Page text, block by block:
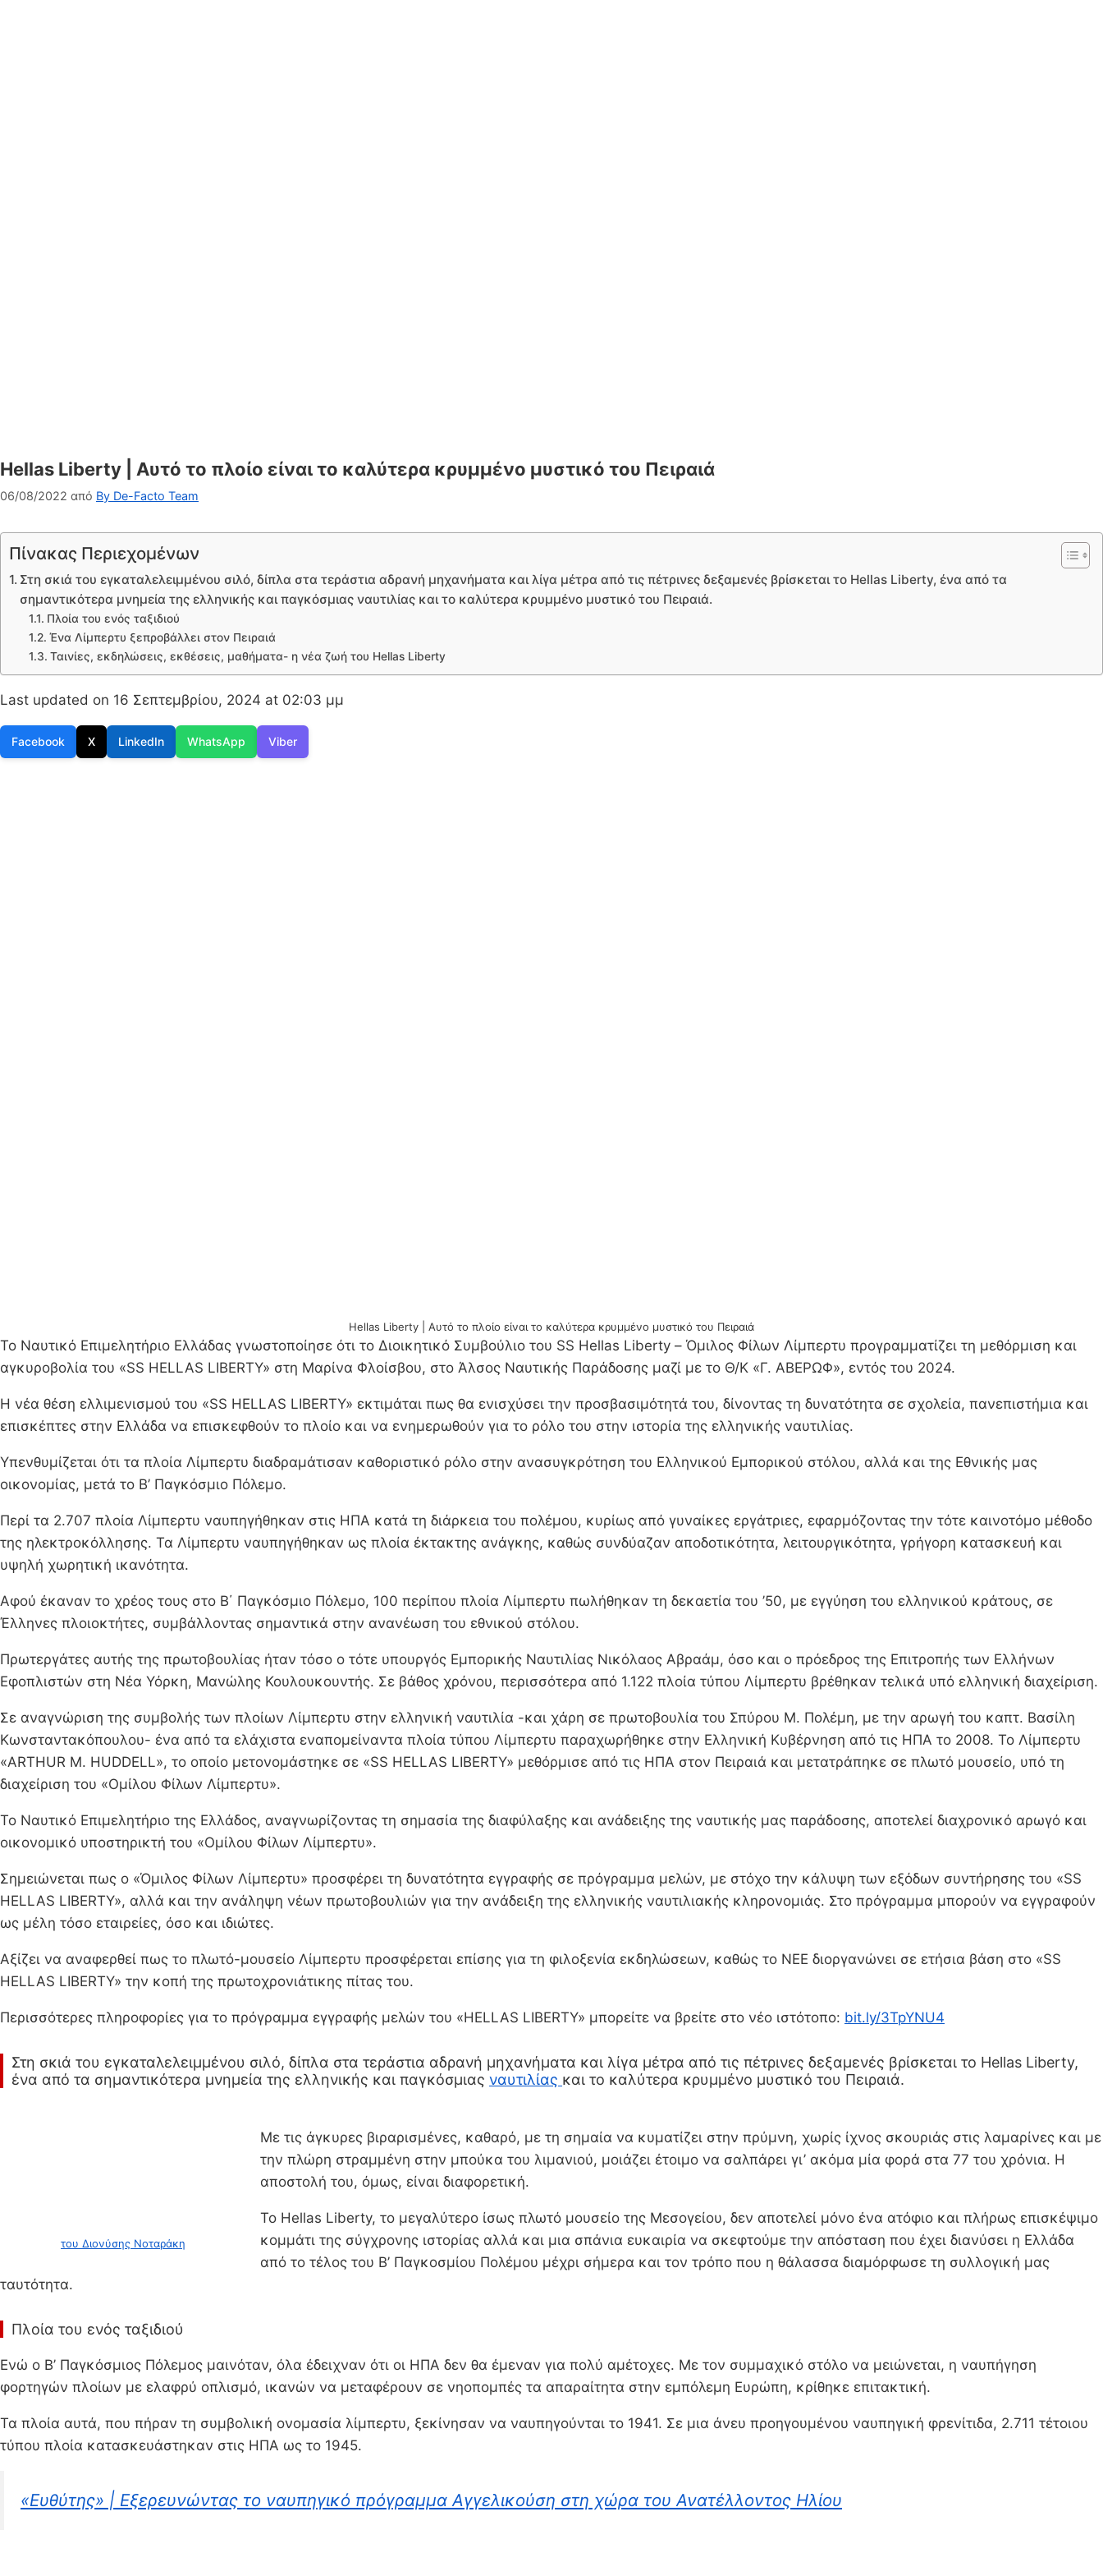
Hellas Liberty | Αυτό το πλοίο είναι το καλύτερα κρυμμένο μυστικό του Πειραιά
06/08/2022 από By De-Facto Team
Πίνακας Περιεχομένων
Στη σκιά του εγκαταλελειμμένου σιλό, δίπλα στα τεράστια αδρανή μηχανήματα και λίγα μέτρα από τις πέτρινες δεξαμενές βρίσκεται το Hellas Liberty, ένα από τα
σημαντικότερα μνημεία της ελληνικής και παγκόσμιας ναυτιλίας και το καλύτερα κρυμμένο μυστικό του Πειραιά.
Πλοία του ενός ταξιδιού
Ένα Λίμπερτυ ξεπροβάλλει στον Πειραιά
Ταινίες, εκδηλώσεις, εκθέσεις, μαθήματα- η νέα ζωή του Hellas Liberty
Last updated on 16 Σεπτεμβρίου, 2024 at 02:03 μμ
Facebook X LinkedIn WhatsApp Viber
Hellas Liberty | Αυτό το πλοίο είναι το καλύτερα κρυμμένο μυστικό του Πειραιά
Το Ναυτικό Επιμελητήριο Ελλάδας γνωστοποίησε ότι το Διοικητικό Συμβούλιο του SS Hellas Liberty – Όμιλος Φίλων Λίμπερτυ προγραμματίζει τη μεθόρμιση και
αγκυροβολία του «SS HELLAS LIBERTY» στη Μαρίνα Φλοίσβου, στο Άλσος Ναυτικής Παράδοσης μαζί με το Θ/Κ «Γ. ΑΒΕΡΩΦ», εντός του 2024.
Η νέα θέση ελλιμενισμού του «SS HELLAS LIBERTY» εκτιμάται πως θα ενισχύσει την προσβασιμότητά του, δίνοντας τη δυνατότητα σε σχολεία, πανεπιστήμια και
επισκέπτες στην Ελλάδα να επισκεφθούν το πλοίο και να ενημερωθούν για το ρόλο του στην ιστορία της ελληνικής ναυτιλίας.
Υπενθυμίζεται ότι τα πλοία Λίμπερτυ διαδραμάτισαν καθοριστικό ρόλο στην ανασυγκρότηση του Ελληνικού Εμπορικού στόλου, αλλά και της Εθνικής μας
οικονομίας, μετά το Β’ Παγκόσμιο Πόλεμο.
Περί τα 2.707 πλοία Λίμπερτυ ναυπηγήθηκαν στις ΗΠΑ κατά τη διάρκεια του πολέμου, κυρίως από γυναίκες εργάτριες, εφαρμόζοντας την τότε καινοτόμο μέθοδο
της ηλεκτροκόλλησης. Τα Λίμπερτυ ναυπηγήθηκαν ως πλοία έκτακτης ανάγκης, καθώς συνδύαζαν αποδοτικότητα, λειτουργικότητα, γρήγορη κατασκευή και
υψηλή χωρητική ικανότητα.
Αφού έκαναν το χρέος τους στο Β΄ Παγκόσμιο Πόλεμο, 100 περίπου πλοία Λίμπερτυ πωλήθηκαν τη δεκαετία του ’50, με εγγύηση του ελληνικού κράτους, σε
Έλληνες πλοιοκτήτες, συμβάλλοντας σημαντικά στην ανανέωση του εθνικού στόλου.
Πρωτεργάτες αυτής της πρωτοβουλίας ήταν τόσο ο τότε υπουργός Εμπορικής Ναυτιλίας Νικόλαος Αβραάμ, όσο και ο πρόεδρος της Επιτροπής των Ελλήνων
Εφοπλιστών στη Νέα Υόρκη, Μανώλης Κουλουκουντής. Σε βάθος χρόνου, περισσότερα από 1.122 πλοία τύπου Λίμπερτυ βρέθηκαν τελικά υπό ελληνική διαχείριση.
Σε αναγνώριση της συμβολής των πλοίων Λίμπερτυ στην ελληνική ναυτιλία -και χάρη σε πρωτοβουλία του Σπύρου Μ. Πολέμη, με την αρωγή του καπτ. Βασίλη
Κωνσταντακόπουλου- ένα από τα ελάχιστα εναπομείναντα πλοία τύπου Λίμπερτυ παραχωρήθηκε στην Ελληνική Κυβέρνηση από τις ΗΠΑ το 2008. Το Λίμπερτυ
«ARTHUR M. HUDDELL», το οποίο μετονομάστηκε σε «SS HELLAS LIBERTY» μεθόρμισε από τις ΗΠΑ στον Πειραιά και μετατράπηκε σε πλωτό μουσείο, υπό τη
διαχείριση του «Ομίλου Φίλων Λίμπερτυ».
Το Ναυτικό Επιμελητήριο της Ελλάδος, αναγνωρίζοντας τη σημασία της διαφύλαξης και ανάδειξης της ναυτικής μας παράδοσης, αποτελεί διαχρονικό αρωγό και
οικονομικό υποστηρικτή του «Ομίλου Φίλων Λίμπερτυ».
Σημειώνεται πως ο «Όμιλος Φίλων Λίμπερτυ» προσφέρει τη δυνατότητα εγγραφής σε πρόγραμμα μελών, με στόχο την κάλυψη των εξόδων συντήρησης του «SS
HELLAS LIBERTY», αλλά και την ανάληψη νέων πρωτοβουλιών για την ανάδειξη της ελληνικής ναυτιλιακής κληρονομιάς. Στο πρόγραμμα μπορούν να εγγραφούν
ως μέλη τόσο εταιρείες, όσο και ιδιώτες.
Αξίζει να αναφερθεί πως το πλωτό-μουσείο Λίμπερτυ προσφέρεται επίσης για τη φιλοξενία εκδηλώσεων, καθώς το ΝΕΕ διοργανώνει σε ετήσια βάση στο «SS
HELLAS LIBERTY» την κοπή της πρωτοχρονιάτικης πίτας του.
Περισσότερες πληροφορίες για το πρόγραμμα εγγραφής μελών του «HELLAS LIBERTY» μπορείτε να βρείτε στο νέο ιστότοπο: bit.ly/3TpYNU4
Στη σκιά του εγκαταλελειμμένου σιλό, δίπλα στα τεράστια αδρανή μηχανήματα και λίγα μέτρα από τις πέτρινες δεξαμενές βρίσκεται το Hellas Liberty,
ένα από τα σημαντικότερα μνημεία της ελληνικής και παγκόσμιας ναυτιλίας και το καλύτερα κρυμμένο μυστικό του Πειραιά.
του Διονύσης Νοταράκη
Με τις άγκυρες βιραρισμένες, καθαρό, με τη σημαία να κυματίζει στην πρύμνη, χωρίς ίχνος σκουριάς στις λαμαρίνες και με
την πλώρη στραμμένη στην μπούκα του λιμανιού, μοιάζει έτοιμο να σαλπάρει γι’ ακόμα μία φορά στα 77 του χρόνια. Η
αποστολή του, όμως, είναι διαφορετική.
Το Hellas Liberty, το μεγαλύτερο ίσως πλωτό μουσείο της Μεσογείου, δεν αποτελεί μόνο ένα ατόφιο και πλήρως επισκέψιμο
κομμάτι της σύγχρονης ιστορίας αλλά και μια σπάνια ευκαιρία να σκεφτούμε την απόσταση που έχει διανύσει η Ελλάδα
από το τέλος του Β’ Παγκοσμίου Πολέμου μέχρι σήμερα και τον τρόπο που η θάλασσα διαμόρφωσε τη συλλογική μας
ταυτότητα.
Πλοία του ενός ταξιδιού
Ενώ ο Β’ Παγκόσμιος Πόλεμος μαινόταν, όλα έδειχναν ότι οι ΗΠΑ δεν θα έμεναν για πολύ αμέτοχες. Με τον συμμαχικό στόλο να μειώνεται, η ναυπήγηση
φορτηγών πλοίων με ελαφρύ οπλισμό, ικανών να μεταφέρουν σε νηοπομπές τα απαραίτητα στην εμπόλεμη Ευρώπη, κρίθηκε επιτακτική.
Τα πλοία αυτά, που πήραν τη συμβολική ονομασία λίμπερτυ, ξεκίνησαν να ναυπηγούνται το 1941. Σε μια άνευ προηγουμένου ναυπηγική φρενίτιδα, 2.711 τέτοιου
τύπου πλοία κατασκευάστηκαν στις ΗΠΑ ως το 1945.
«Ευθύτης» | Εξερευνώντας το ναυπηγικό πρόγραμμα Αγγελικούση στη χώρα του Ανατέλλοντος Ηλίου